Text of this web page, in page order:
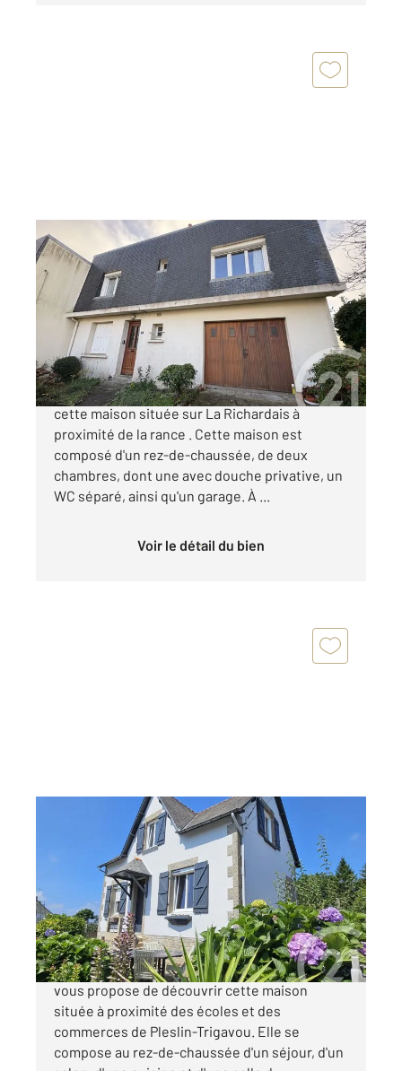
LA RICHARDAIS 35
100,16 m2, 6 pièces
Ref : 1790
Maison à vendre
305 950 €
CENTURY 21 DUFEIL INVEST vous propose
cette maison située sur La Richardais à
proximité de la rance . Cette maison est
composé d'un rez-de-chaussée, de deux
chambres, dont une avec douche privative, un
WC séparé, ainsi qu'un garage. À ...
Voir le détail du bien
PLESLIN TRIGAVOU 22
, 5 pièces
Maison à vendre
221 550 €
CENTURY 21 Dufeil Invest Beaussais-sur-mer,
vous propose de découvrir cette maison
située à proximité des écoles et des
commerces de Pleslin-Trigavou. Elle se
compose au rez-de-chaussée d'un séjour, d'un